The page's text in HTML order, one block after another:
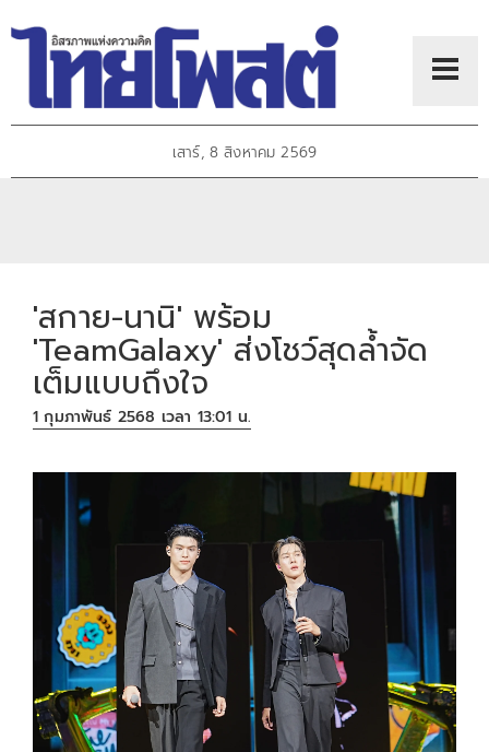
เสาร์, 8 สิงหาคม 2569
'สกาย-นานิ' พร้อม
'TeamGalaxy' ส่งโชว์สุดล้ำจัด
เต็มแบบถึงใจ
1 กุมภาพันธ์ 2568 เวลา 13:01 น.